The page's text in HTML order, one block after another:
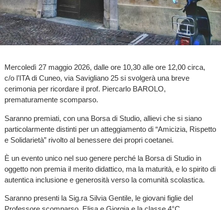
Mercoledì 27 maggio 2026, dalle ore 10,30 alle ore 12,00 circa,
c/o l’ITA di Cuneo, via Savigliano 25 si svolgerà una breve
cerimonia per ricordare il prof. Piercarlo BAROLO,
prematuramente scomparso.
Saranno premiati, con una Borsa di Studio, allievi che si siano
particolarmente distinti per un atteggiamento di “Amicizia, Rispetto
e Solidarietà” rivolto al benessere dei propri coetanei.
È un evento unico nel suo genere perché la Borsa di Studio in
oggetto non premia il merito didattico, ma la maturità, e lo spirito di
autentica inclusione e generosità verso la comunità scolastica.
Saranno presenti la Sig.ra Silvia Gentile, le giovani figlie del